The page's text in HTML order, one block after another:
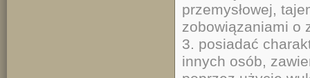
przemysłowej,
zobowiązaniami o
3. posiadać
innych osób,